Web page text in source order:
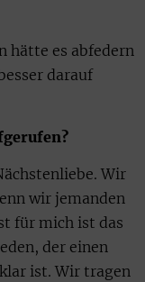
hätte es abfedern
darauf
Wir
wir jemanden
für mich ist das
der einen
ist. Wir tragen